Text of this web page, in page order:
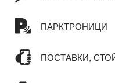
ПАРКТРОНИЦИ
ПОСТАВКИ,